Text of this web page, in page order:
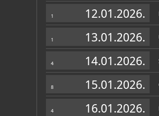
1 12.01.2026.
1 13.01.2026.
4 14.01.2026.
8 15.01.2026.
4 16.01.2026.